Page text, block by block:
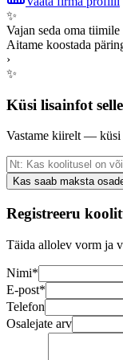
✨
Vajan seda oma tiimile
Aitame koostada
›
✨
Küsi lisainfot
Vastame kiirelt — küsi
Kas saab maksta
Registreeru
Täida allolev vorm ja
Nimi*
E-post*
Telefon
Osalejate arv